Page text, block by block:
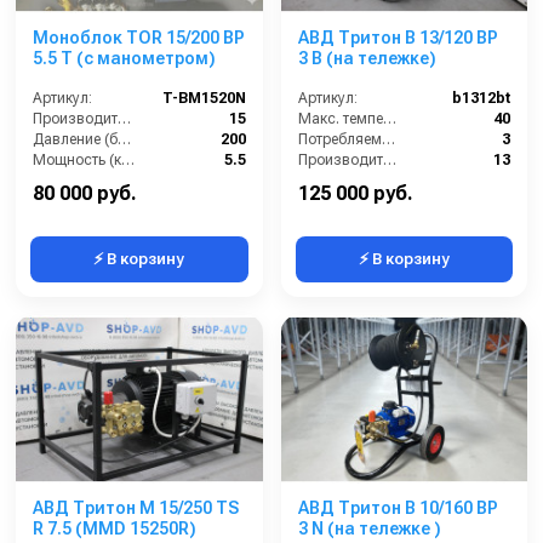
Моноблок TOR 15/200 BP
5.5 T (с манометром)
Артикул:
T-BM1520N
Производительность (л/мин):
15
Давление (бар):
200
Мощность (кВт):
5.5
80 000 руб.
⚡ В корзину
АВД Тритон B 13/120 BP
3 B (на тележке)
Артикул:
b1312bt
Макс. температура воды (°C):
40
Потребляемая мощность (кВт):
3
Производительность (л/мин):
13
125 000 руб.
⚡ В корзину
АВД Тритон M 15/250 TS
R 7.5 (MMD 15250R)
АВД Тритон В 10/160 ВР
3 N (на тележке )